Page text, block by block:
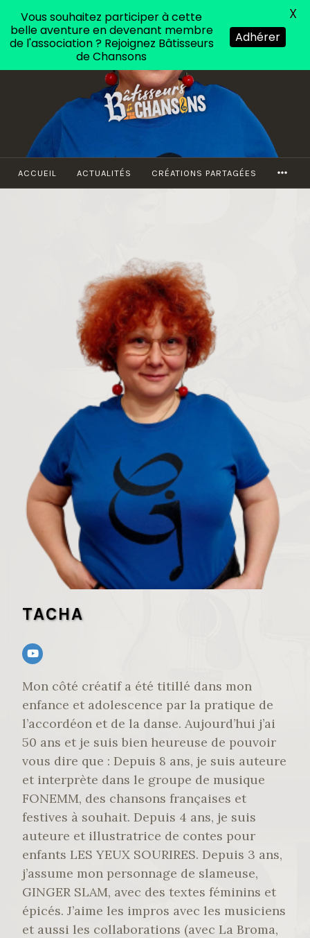
contenu
principal
ACCUEIL ACTUALITÉS CRÉATIONS PARTAGÉES
TACHA
Mon côté créatif a été titillé dans mon
enfance et adolescence par la pratique de
l’accordéon et de la danse. Aujourd’hui j’ai
50 ans et je suis bien heureuse de pouvoir
vous dire que : Depuis 8 ans, je suis auteure
et interprète dans le groupe de musique
FONEMM, des chansons françaises et
festives à souhait. Depuis 4 ans, je suis
auteure et illustratrice de contes pour
enfants LES YEUX SOURIRES. Depuis 3 ans,
j’assume mon personnage de slameuse,
GINGER SLAM, avec des textes féminins et
épicés. J’aime les impros avec les musiciens
et aussi les collaborations (avec La Broma,
Vous souhaitez participer à cette
belle aventure en devenant membre
de l'association ? Rejoignez Bâtisseurs
de Chansons
Adhérer
X